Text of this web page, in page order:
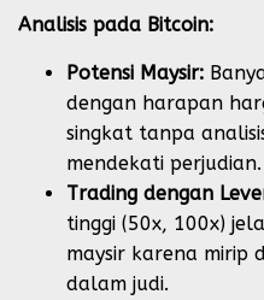
Analisis pada Bitcoin:
Potensi Maysir:
dengan harapan
singkat tanpa
mendekati perjudian.
Trading dengan
tinggi (50x, 100x)
maysir karena
dalam judi.